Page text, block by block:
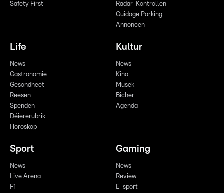
Safety First
Radar-Kontrollen
Guidage Parking
Annoncen
Life
News
Gastronomie
Gesondheet
Reesen
Spenden
Déiererubrik
Horoskop
Kultur
News
Kino
Musek
Bicher
Agenda
Sport
News
Live Arena
F1
Gaming
News
Review
E-sport